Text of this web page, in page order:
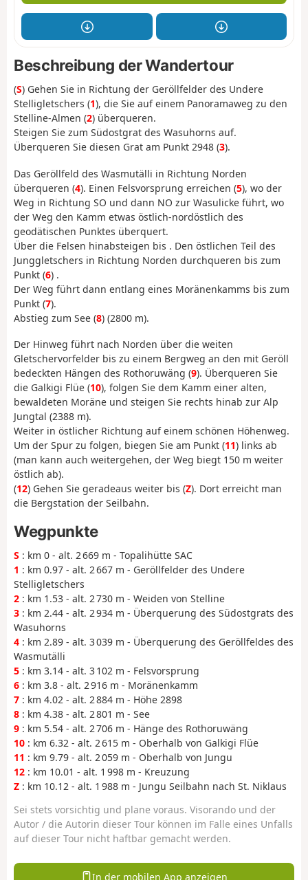
Beschreibung der Wandertour
(S) Gehen Sie in Richtung der Geröllfelder des Undere
Stelligletschers (1), die Sie auf einem Panoramaweg zu den
Stelline-Almen (2) überqueren.
Steigen Sie zum Südostgrat des Wasuhorns auf.
Überqueren Sie diesen Grat am Punkt 2948 (3).
Das Geröllfeld des Wasmutälli in Richtung Norden
überqueren (4). Einen Felsvorsprung erreichen (5), wo der
Weg in Richtung SO und dann NO zur Wasulicke führt, wo
der Weg den Kamm etwas östlich-nordöstlich des
geodätischen Punktes überquert.
Über die Felsen hinabsteigen bis . Den östlichen Teil des
Junggletschers in Richtung Norden durchqueren bis zum
Punkt (6) .
Der Weg führt dann entlang eines Moränenkamms bis zum
Punkt (7).
Abstieg zum See (8) (2800 m).
Der Hinweg führt nach Norden über die weiten
Gletschervorfelder bis zu einem Bergweg an den mit Geröll
bedeckten Hängen des Rothoruwäng (9). Überqueren Sie
die Galkigi Flüe (10), folgen Sie dem Kamm einer alten,
bewaldeten Moräne und steigen Sie rechts hinab zur Alp
Jungtal (2388 m).
Weiter in östlicher Richtung auf einem schönen Höhenweg.
Um der Spur zu folgen, biegen Sie am Punkt (11) links ab
(man kann auch weitergehen, der Weg biegt 150 m weiter
östlich ab).
(12) Gehen Sie geradeaus weiter bis (Z). Dort erreicht man
die Bergstation der Seilbahn.
Wegpunkte
S : km 0 - alt. 2 669 m - Topalihütte SAC
1 : km 0.97 - alt. 2 667 m - Geröllfelder des Undere
Stelligletschers
2 : km 1.53 - alt. 2 730 m - Weiden von Stelline
3 : km 2.44 - alt. 2 934 m - Überquerung des Südostgrats des
Wasuhorns
4 : km 2.89 - alt. 3 039 m - Überquerung des Geröllfeldes des
Wasmutälli
5 : km 3.14 - alt. 3 102 m - Felsvorsprung
6 : km 3.8 - alt. 2 916 m - Moränenkamm
7 : km 4.02 - alt. 2 884 m - Höhe 2898
8 : km 4.38 - alt. 2 801 m - See
9 : km 5.54 - alt. 2 706 m - Hänge des Rothoruwäng
10 : km 6.32 - alt. 2 615 m - Oberhalb von Galkigi Flüe
11 : km 9.79 - alt. 2 059 m - Oberhalb von Jungu
12 : km 10.01 - alt. 1 998 m - Kreuzung
Z : km 10.12 - alt. 1 988 m - Jungu Seilbahn nach St. Niklaus
Sei stets vorsichtig und plane voraus. Visorando und der
Autor / die Autorin dieser Tour können im Falle eines Unfalls
auf dieser Tour nicht haftbar gemacht werden.
In der mobilen App anzeigen